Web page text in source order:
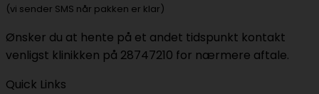
(vi sender SMS når pakken er klar)
Ønsker du at hente på et andet tidspunkt kontakt
venligst klinikken på 28747210 for nærmere aftale.
Quick Links